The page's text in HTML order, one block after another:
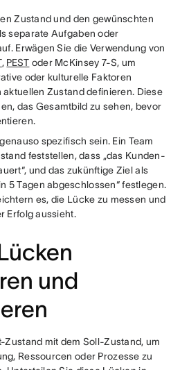
Zustand und den gewünschten
separate Aufgaben oder
Erwägen Sie die Verwendung von
, PEST oder McKinsey 7-S, um
oder kulturelle Faktoren
Zustand definieren. Diese
das Gesamtbild zu sehen, bevor
spezifisch sein. Ein Team
feststellen, dass „das Kunden-
und das zukünftige Ziel als
5 Tagen abgeschlossen“ festlegen.
es, die Lücke zu messen und
Erfolg aussieht.
und
Zustand mit dem Soll-Zustand, um
Ressourcen oder Prozesse zu